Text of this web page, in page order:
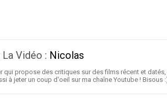
Vidéo : Nicolas
qui propose des critiques sur des films récent et
à jeter un coup d'oeil sur ma chaîne Youtube ! Bisous